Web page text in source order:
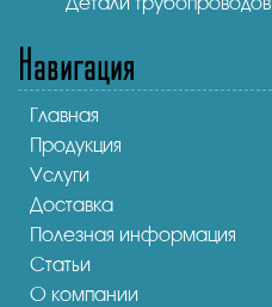
Навигация
Главная
Продукция
Услуги
Доставка
Полезная информация
Статьи
О компании